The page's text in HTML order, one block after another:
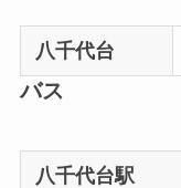
八千代台
バス
八千代台駅